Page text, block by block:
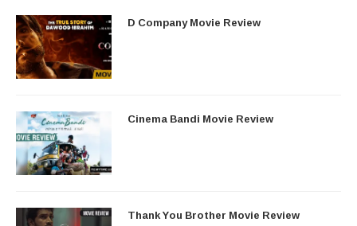
D Company Movie Review
Cinema Bandi Movie Review
Thank You Brother Movie Review